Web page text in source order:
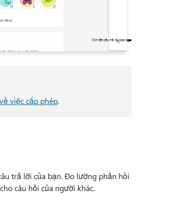
việc cấp phép.
trả lời của bạn. Đo lường phản hồi
câu hỏi của người khác.